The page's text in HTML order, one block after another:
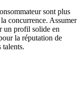
sont plus
concurrence. Assumer
un profil solide en
la réputation de
talents.